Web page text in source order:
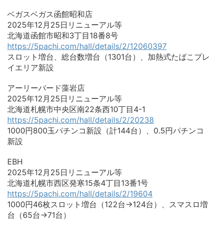
ベガスベガス函館昭和店
2025年12月25日リニューアル等
北海道函館市昭和3丁目18番8号
https://5pachi.com/hall/details/2/12060397
スロット増台、総台数増台（1301台）、加熱式たばこプレ
イエリア新設
アーリーバード藻岩店
2025年12月25日リニューアル等
北海道札幌市中央区南22条西10丁目4-1
https://5pachi.com/hall/details/2/20238
1000円800玉パチンコ新設（計144台）、0.5円パチンコ
新設
EBH
2025年12月25日リニューアル等
北海道札幌市西区発寒15条4丁目13番1号
https://5pachi.com/hall/details/2/19604
1000円46枚スロット増台（122台→124台）、スマスロ増
台（65台→71台）